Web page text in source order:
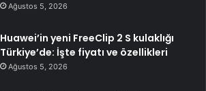
Ağustos 5, 2026
Huawei’in yeni FreeClip 2 S kulaklığı
Türkiye’de: İşte fiyatı ve özellikleri
Ağustos 5, 2026